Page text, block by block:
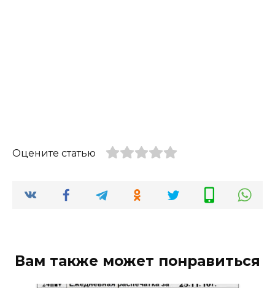
Оцените статью
Вам также может понравиться